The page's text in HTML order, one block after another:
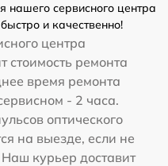
нашего сервисного центра
и качественно!
центра
стоимость ремонта
время ремонта
- 2 часа.
оптического
на выезде, если не
курьер доставит